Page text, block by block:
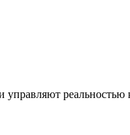
реальностью